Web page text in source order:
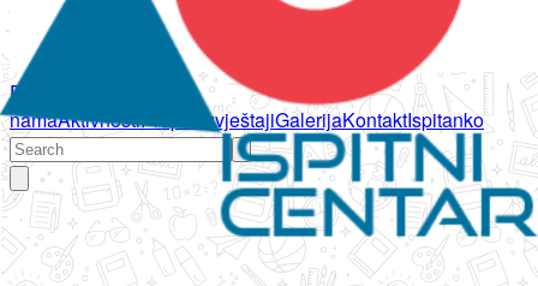
Početna
namaAktivnostiPropisi IzvještajiGalerijaKontaktIspitanko